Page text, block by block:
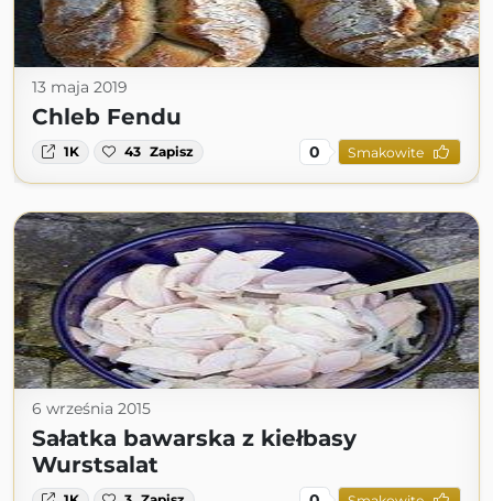
13 maja 2019
Chleb Fendu
1K 43 Zapisz 0 Smakowite
6 września 2015
Sałatka bawarska z kiełbasy
Wurstsalat